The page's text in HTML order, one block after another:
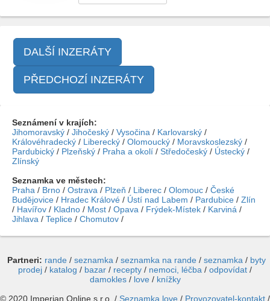
DALŠÍ INZERÁTY
PŘEDCHOZÍ INZERÁTY
Seznámení v krajích:
Jihomoravský / Jihočeský / Vysočina / Karlovarský /
Královéhradecký / Liberecký / Olomoucký / Moravskoslezský /
Pardubický / Plzeňský / Praha a okolí / Středočeský / Ústecký /
Zlínský
Seznamka ve městech:
Praha / Brno / Ostrava / Plzeň / Liberec / Olomouc / České
Budějovice / Hradec Králové / Ústí nad Labem / Pardubice / Zlín
/ Havířov / Kladno / Most / Opava / Frýdek-Místek / Karviná /
Jihlava / Teplice / Chomutov /
Partneri: rande/ seznamka / seznamka na rande/ seznamka / byty
prodej / katalog / bazar / recepty / nemoci, léčba / odpovídat /
damokles/ love/ knížky
© 2020 Imperian Online s.r.o. / Seznamka.love / Provozovatel-kontakt /